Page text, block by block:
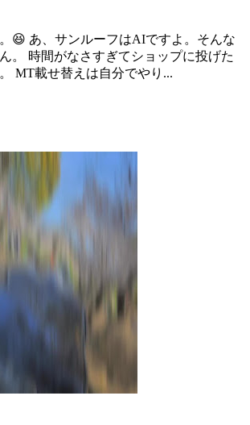
😆 あ、サンルーフはAIですよ。そんな
。 時間がなさすぎてショップに投げた
MT載せ替えは自分でやり...